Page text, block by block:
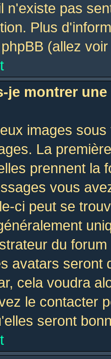
n'existe pas
Plus
(allez
je montrer
images
La
prennent la
vous
ci peut se
du
avatars seront
cela voudra
le contacter
seront